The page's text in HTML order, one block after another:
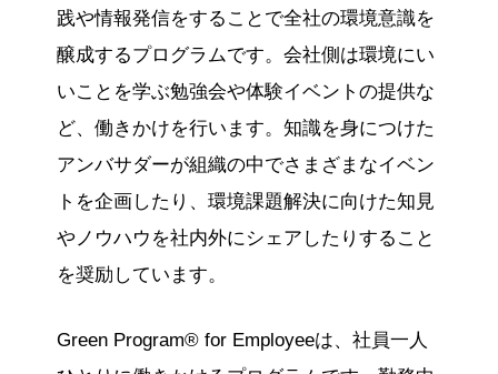
践や情報発信をすることで全社の環境意識を
醸成するプログラムです。会社側は環境にい
いことを学ぶ勉強会や体験イベントの提供な
ど、働きかけを行います。知識を身につけた
アンバサダーが組織の中でさまざまなイベン
トを企画したり、環境課題解決に向けた知見
やノウハウを社内外にシェアしたりすること
を奨励しています。
Green Program® for Employeeは、社員一人